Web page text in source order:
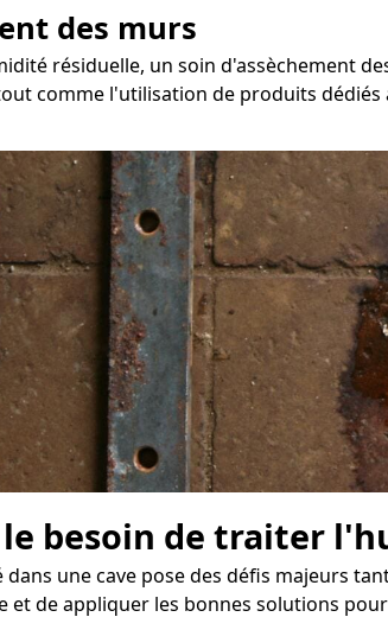
des murs
résiduelle, un soin d'assèchement
comme l'utilisation de produits
besoin de traiter
une cave pose des défis majeurs
et de appliquer les bonnes solutions